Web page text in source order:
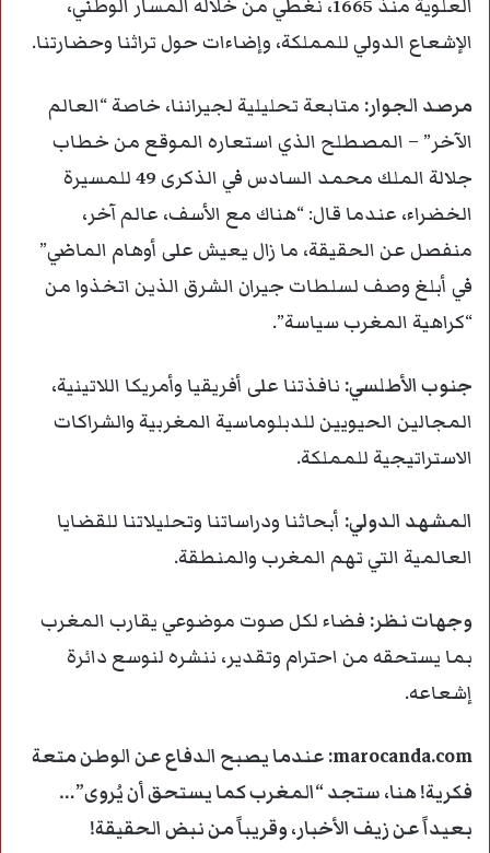
العلوية منذ 1665، نغطي من خلاله المسار الوطني،
الإشعاع الدولي للمملكة، وإضاءات حول تراثنا وحضارتنا.
مرصد الجوار: متابعة تحليلية لجيراننا، خاصة “العالم
الآخر” – المصطلح الذي استعاره الموقع من خطاب
جلالة الملك محمد السادس في الذكرى 49 للمسيرة
الخضراء، عندما قال: “هناك مع الأسف، عالم آخر،
منفصل عن الحقيقة، ما زال يعيش على أوهام الماضي”
في أبلغ وصف لسلطات جيران الشرق الذين اتخذوا من
“كراهية المغرب سياسة”.
جنوب الأطلسي: نافذتنا على أفريقيا وأمريكا اللاتينية،
المجالين الحيويين للدبلوماسية المغربية والشراكات
الاستراتيجية للمملكة.
المشهد الدولي: أبحاثنا ودراساتنا وتحليلاتنا للقضايا
العالمية التي تهم المغرب والمنطقة.
وجهات نظر: فضاء لكل صوت موضوعي يقارب المغرب
بما يستحقه من احترام وتقدير، ننشره لنوسع دائرة
إشعاعه.
marocanda.com: عندما يصبح الدفاع عن الوطن متعة
فكرية! هنا، ستجد “المغرب كما يستحق أن يُروى”…
بعيداً عن زيف الأخبار، وقريباً من نبض الحقيقة!